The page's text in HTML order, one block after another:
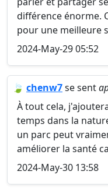
différence énorme.
pour une meilleure
2024-May-29 05:52
🍃 chenw7se sent
À tout cela,
temps dans la
un parc peut
améliorer la santé
2024-May-30 13:58